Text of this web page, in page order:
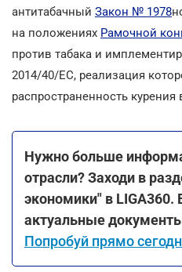
антитабачный Закон № 1978
на положениях Рамочной
против табака и
2014/40/ЕС, реализация
распространенность
Нужно больше
отрасли? Заходи в
экономики" в
актуальные
Попробуй прямо